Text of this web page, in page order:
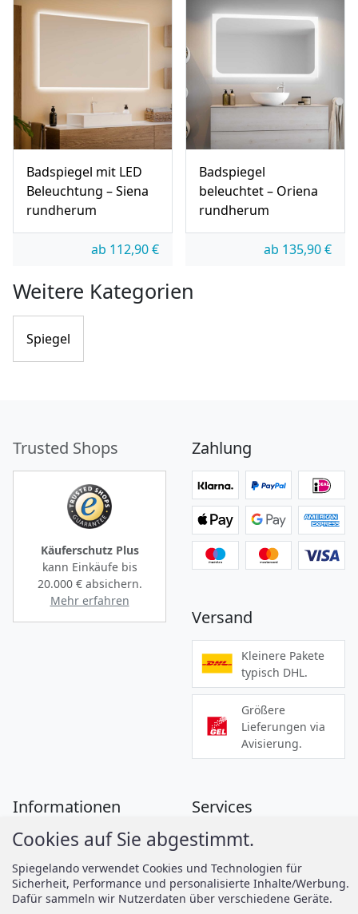
Badspiegel mit LED
Beleuchtung – Siena
rundherum
ab 112,90€
Badspiegel
beleuchtet – Oriena
rundherum
ab 135,90€
Weitere Kategorien
Spiegel
Trusted Shops
Käuferschutz Plus
kann Einkäufe bis
20.000 €absichern.
Mehr erfahren
Zahlung
Versand
Kleinere Pakete
typisch DHL.
Größere
Lieferungen via
Avisierung.
Informationen
Zahlung
Versand
AGB
Services
Montageanleitungen
Spiegelando Magazin
Cookies auf Sie abgestimmt.
Spiegelando verwendet Cookies und Technologien für
Sicherheit, Performance und personalisierte Inhalte/Werbung.
Dafür sammeln wir Nutzerdaten über verschiedene Geräte.